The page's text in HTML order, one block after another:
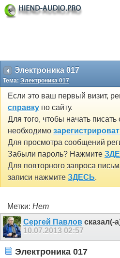
Электроника 017
Тема: Электроника 017
Если это ваш первый визит,
справку по сайту.
Для того, чтобы начать
необходимо
Для просмотра сообщений
Забыли пароль? Нажмите
Для повторного запроса
записи нажмите ЗДЕСЬ.
Метки: Нет
Сергей Павловсказал(-
10.07.2013 02:57
Электроника 017